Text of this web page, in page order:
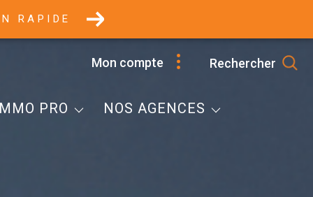
RAPIDE
Mon compte Rechercher
PRO NOS AGENCES
Selestat